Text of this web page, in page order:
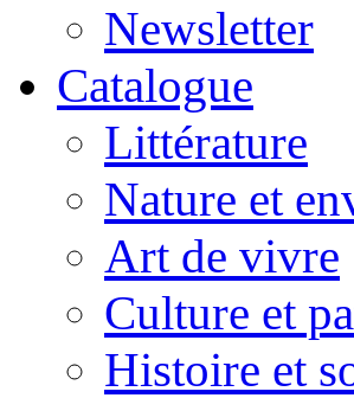
Newsletter
Catalogue
Littérature
Nature et
Art de vivre
Culture et
Histoire et